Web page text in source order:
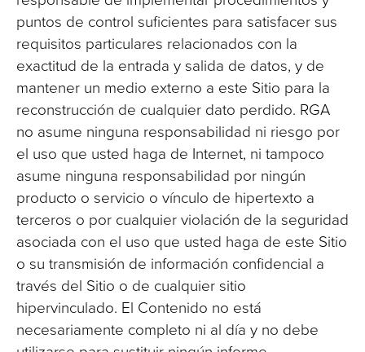
puntos de control suficientes para satisfacer sus
requisitos particulares relacionados con la
exactitud de la entrada y salida de datos, y de
mantener un medio externo a este Sitio para la
reconstrucción de cualquier dato perdido. RGA
no asume ninguna responsabilidad ni riesgo por
el uso que usted haga de Internet, ni tampoco
asume ninguna responsabilidad por ningún
producto o servicio o vínculo de hipertexto a
terceros o por cualquier violación de la seguridad
asociada con el uso que usted haga de este Sitio
o su transmisión de información confidencial a
través del Sitio o de cualquier sitio
hipervinculado. El Contenido no está
necesariamente completo ni al día y no debe